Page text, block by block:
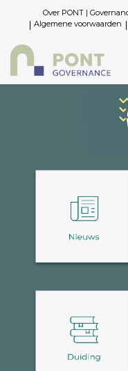
Over PONT |
Algemene voorwaarden